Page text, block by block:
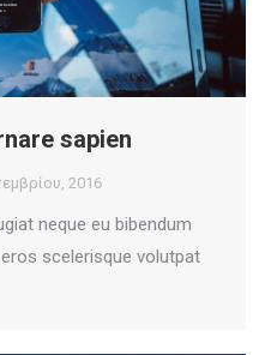
sapien
2016
neque eu bibendum
scelerisque volutpat